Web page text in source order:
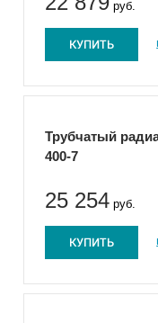
руб.
КУПИТЬ
Трубчатый
400-7
25 254 руб.
КУПИТЬ